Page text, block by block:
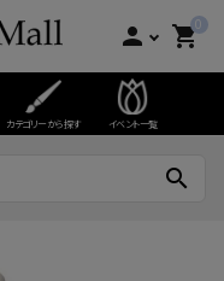
person 0
shopping_cart
カテゴリーから探す イベント一覧
search